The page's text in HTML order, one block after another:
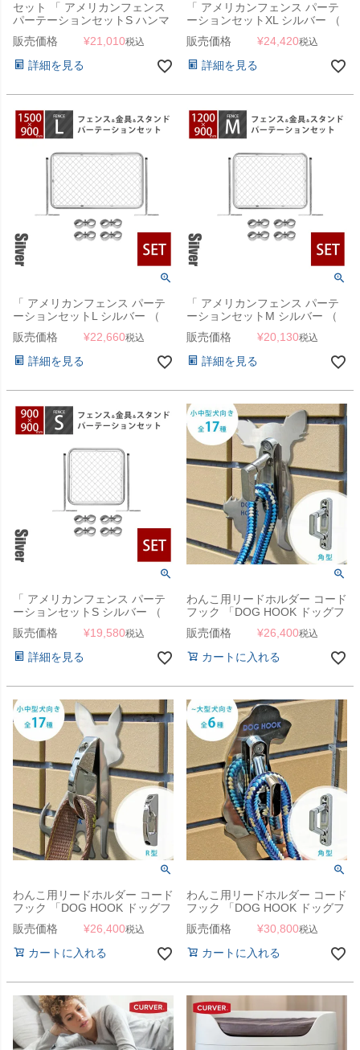
セット 「 アメリカンフェンス
パーテーションセットS ハンマ
ートーンブラック （
900×900mmフェンス＋
Φ31.8mmスタンド2本＋ジョイ
ントA4個 ） 」
販売価格 ¥21,010税込
詳細を見る
「 アメリカンフェンス パーテ
ーションセットXL シルバー （
1800×900mmフェンス＋
Φ31.8mmスタンド2本＋ジョイ
ントA4個 ） 」
販売価格 ¥24,420税込
詳細を見る
「 アメリカンフェンス パーテ
ーションセットL シルバー （
1500×900mmフェンス＋
Φ31.8mmスタンド2本＋ジョイ
ントA4個 ） 」
販売価格 ¥22,660税込
詳細を見る
「 アメリカンフェンス パーテ
ーションセットM シルバー （
1200×900mmフェンス＋
Φ31.8mmスタンド2本＋ジョイ
ントA4個 ） 」
販売価格 ¥20,130税込
詳細を見る
「 アメリカンフェンス パーテ
ーションセットS シルバー （
900×900mmフェンス＋
Φ31.8mmスタンド2本＋ジョイ
ントA4個 ） 」
販売価格 ¥19,580税込
詳細を見る
わんこ用リードホルダー コード
フック 「DOG HOOK ドッグフ
ック 壁付けリードフック 小中
型犬向き 角型」
販売価格 ¥26,400税込
カートに入れる
わんこ用リードホルダー コード
フック 「DOG HOOK ドッグフ
ック 壁付けリードフック 小中
型犬向き R型」
販売価格 ¥26,400税込
カートに入れる
わんこ用リードホルダー コード
フック 「DOG HOOK ドッグフ
ック 壁付けリードフック 小～
大型犬向き 角型」
販売価格 ¥30,800税込
カートに入れる